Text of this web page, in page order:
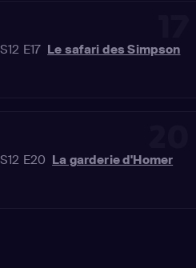
S12 E17 Le safari des Simpson
S12 E20 La garderie d'Homer